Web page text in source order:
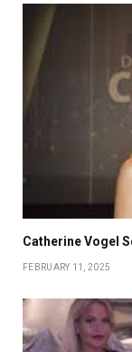
Catherine Vogel
FEBRUARY 11, 2025